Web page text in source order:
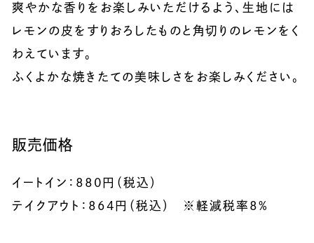
爽やかな香りをお楽しみいただけるよう、生地には
レモンの皮をすりおろしたものと角切りのレモンをく
わえています。
ふくよかな焼きたての美味しさをお楽しみください。
販売価格
イートイン：880円（税込）
テイクアウト：864円（税込） ※軽減税率8%